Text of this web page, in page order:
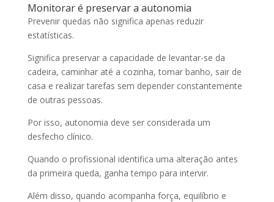
Monitorar é preservar a autonomia
Prevenir quedas não significa apenas reduzir
estatísticas.
Significa preservar a capacidade de levantar-se da
cadeira, caminhar até a cozinha, tomar banho, sair de
casa e realizar tarefas sem depender constantemente
de outras pessoas.
Por isso, autonomia deve ser considerada um
desfecho clínico.
Quando o profissional identifica uma alteração antes
da primeira queda, ganha tempo para intervir.
Além disso, quando acompanha força, equilíbrio e